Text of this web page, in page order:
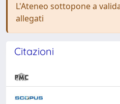
L'Ateneo sottopone a
allegati
Citazioni